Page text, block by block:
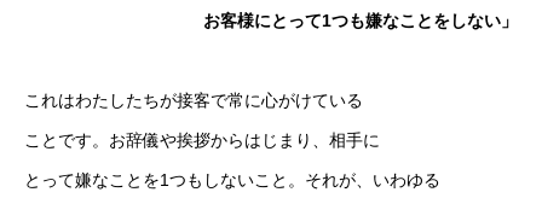
お客様にとって1つも嫌なことをしない」
これはわたしたちが接客で常に心がけている
ことです。お辞儀や挨拶からはじまり、相手に
とって嫌なことを1つもしないこと。それが、いわゆる